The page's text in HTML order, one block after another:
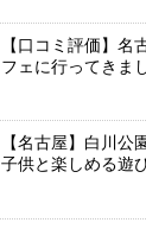
【口コミ評価】名
フェに行ってきま
【名古屋】白川
子供と楽しめる遊